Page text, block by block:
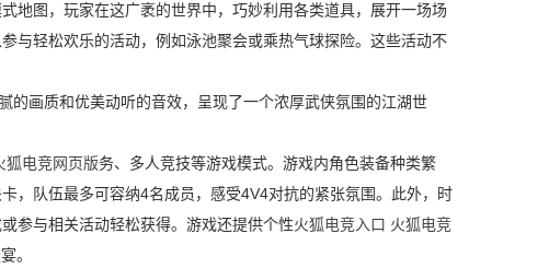
图，玩家在这广袤的世界中，巧妙利用各类道具，展开一场场
与轻松欢乐的活动，例如泳池聚会或乘热气球探险。这些活动不
画质和优美动听的音效，呈现了一个浓厚武侠氛围的江湖世
狐电竞网页版务、多人竞技等游戏模式。游戏内角色装备种类繁
，队伍最多可容纳4名成员，感受4V4对抗的紧张氛围。此外，时
参与相关活动轻松获得。游戏还提供个性火狐电竞入口 火狐电竞
。